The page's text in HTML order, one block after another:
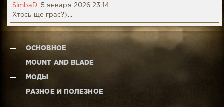
SimbaD,
5 января 2026 23:14
Хтось ще грає?)...
ОСНОВНОЕ
MOUNT AND BLADE
МОДЫ
РАЗНОЕ И ПОЛЕЗНОЕ